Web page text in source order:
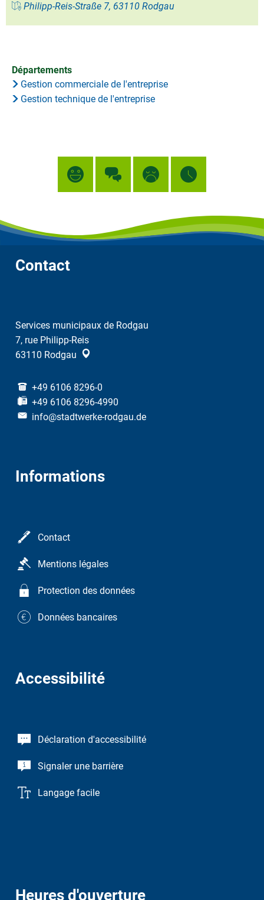
Philipp-Reis-Straße 7, 63110 Rodgau
Départements
Gestion commerciale de l'entreprise
Gestion technique de l'entreprise
Contact
Services municipaux de Rodgau
7, rue Philipp-Reis
63110 Rodgau
+49 6106 8296-0
+49 6106 8296-4990
info@stadtwerke-rodgau.de
Informations
Contact
Mentions légales
Protection des données
Données bancaires
Accessibilité
Déclaration d'accessibilité
Signaler une barrière
Langage facile
Heures d'ouverture